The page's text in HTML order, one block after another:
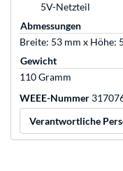
5V-Netzteil
Abmessungen
Breite: 53 mm x Höhe:
Gewicht
110 Gramm
WEEE-Nummer
Verantwortliche